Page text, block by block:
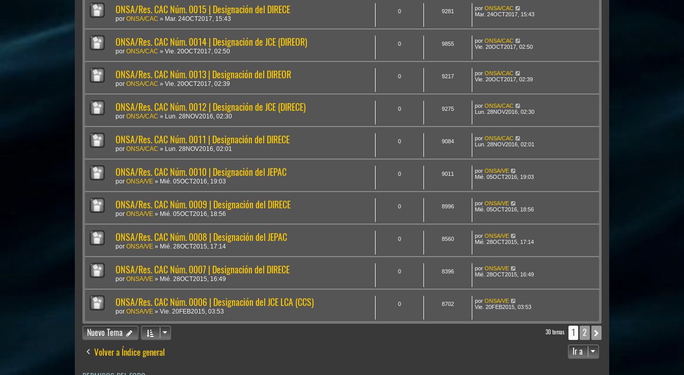
ONSA/Res. CAC Núm. 0015 | Designación del DIRECE
por ONSA/CAC » Mar. 24OCT2017, 15:43
0 9281 por ONSA/CAC
Mar. 24OCT2017, 15:43
ONSA/Res. CAC Núm. 0014 | Designación de JCE (DIREOR)
por ONSA/CAC » Vie. 20OCT2017, 02:50
0 9855 por ONSA/CAC
Vie. 20OCT2017, 02:50
ONSA/Res. CAC Núm. 0013 | Designación del DIREOR
por ONSA/CAC » Vie. 20OCT2017, 02:39
0 9217 por ONSA/CAC
Vie. 20OCT2017, 02:39
ONSA/Res. CAC Núm. 0012 | Designación de JCE (DIRECE)
por ONSA/CAC » Lun. 28NOV2016, 02:30
0 9275 por ONSA/CAC
Lun. 28NOV2016, 02:30
ONSA/Res. CAC Núm. 0011 | Designación del DIRECE
por ONSA/CAC » Lun. 28NOV2016, 02:01
0 9084 por ONSA/CAC
Lun. 28NOV2016, 02:01
ONSA/Res. CAC Núm. 0010 | Designación del JEPAC
por ONSA/VE » Mié. 05OCT2016, 19:03
0 9011 por ONSA/VE
Mié. 05OCT2016, 19:03
ONSA/Res. CAC Núm. 0009 | Designación del DIRECE
por ONSA/VE » Mié. 05OCT2016, 18:56
0 8996 por ONSA/VE
Mié. 05OCT2016, 18:56
ONSA/Res. CAC Núm. 0008 | Designación del JEPAC
por ONSA/VE » Mié. 28OCT2015, 17:14
0 8560 por ONSA/VE
Mié. 28OCT2015, 17:14
ONSA/Res. CAC Núm. 0007 | Designación del DIRECE
por ONSA/VE » Mié. 28OCT2015, 16:49
0 8396 por ONSA/VE
Mié. 28OCT2015, 16:49
ONSA/Res. CAC Núm. 0006 | Designación del JCE LCA (CCS)
por ONSA/VE » Vie. 20FEB2015, 03:53
0 8702 por ONSA/VE
Vie. 20FEB2015, 03:53
Nuevo Tema 30 temas 1 2
Volver a Índice general Ir a